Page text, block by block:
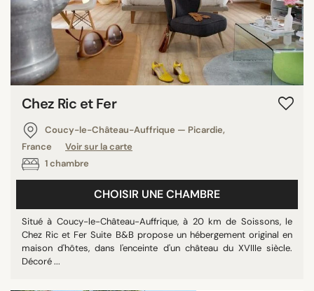
Chez Ric et Fer
Coucy-le-Château-Auffrique — Picardie,
France
Voir sur la carte
1 chambre
CHOISIR UNE CHAMBRE
Situé à Coucy-le-Château-Auffrique, à 20 km de Soissons, le
Chez Ric et Fer Suite B&B propose un hébergement original en
maison d'hôtes, dans l'enceinte d'un château du XVIIIe siècle.
Décoré ...